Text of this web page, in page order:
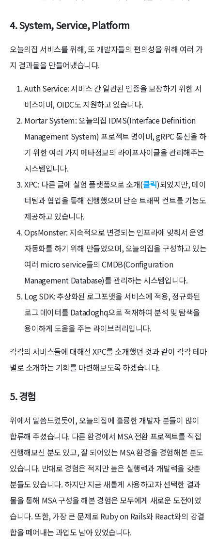
4. System, Service, Platform
오늘의집 서비스를 위해, 또 개발자들의 편의성을 위해 여러 가
지 결과물을 만들어냈습니다.
Auth Service: 서비스 간 일관된 인증을 보장하기 위한 서
비스이며, OIDC도 지원하고 있습니다.
Mortar System: 오늘의집 IDMS(Interface Definition
Management System) 프로젝트 명이며, gRPC 통신을 하
기 위한 여러 가지 메타정보의 라이프사이클을 관리해주는
시스템입니다.
XPC: 다른 글에 실험 플랫폼으로 소개(클릭)되었지만, 데이
터팀과 협업을 통해 진행했으며 단순 트래픽 컨트롤 기능도
제공하고 있습니다.
OpsMonster: 지속적으로 변경되는 인프라에 맞춰서 운영
자동화를 하기 위해 만들었으며, 오늘의집을 구성하고 있는
여러 micro service들의 CMDB(Configuration
Management Database)를 관리하는 시스템입니다.
Log SDK: 추상화된 로그포맷을 서비스에 적용, 정규화된
로그 데이터를 Datadoghq으로 적재하여 분석 및 탐색을
용이하게 도움을 주는 라이브러리입니다.
각각의 서비스들에 대해선 XPC를 소개했던 것과 같이 각각 테마
별로 소개하는 기회를 마련해보도록 하겠습니다.
5. 경험
위에서 말씀드렸듯이, 오늘의집에 훌륭한 개발자 분들이 많이
합류해 주셨습니다. 다른 환경에서 MSA 전환 프로젝트를 직접
진행해보신 분도 있고, 잘 되어있는 MSA 환경을 경험해본 분도
있습니다. 반대로 경험은 적지만 높은 실행력과 개발력을 갖춘
분들도 있습니다. 하지만 지금 새롭게 사용하고자 선택한 결과
물을 통해 MSA 구성을 해본 경험은 모두에게 새로운 도전이었
습니다. 또한, 가장 큰 문제로 Ruby on Rails와 React와의 강결
합을 떼어내는 과업도 남아 있었습니다.